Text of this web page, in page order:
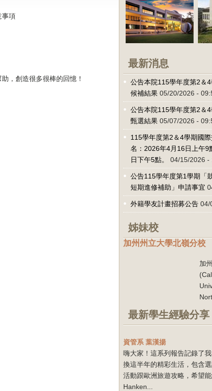
事項
，創造很多很棒的回憶！
最新消息
公告本院115學年度第2＆
候補結果 05/20/2026 -
公告本院115學年度第2＆
甄選結果 05/07/2026 -
115學年度第2＆4學期國
名：2026年4月16日上午9
日下午5點。
04/15/2026 -
公告115學年度第1學期「
短期進修補助」申請事宜
外籍學友計畫招募公告 04/
姊妹校
加州州立大學北嶺分校
加
最新學生經驗分享
資管系 葉漢揚
嗨大家！這系列報告記錄了
換這半年的精彩生活，包含
活動跟歐洲旅遊攻略，希望
Hanken...